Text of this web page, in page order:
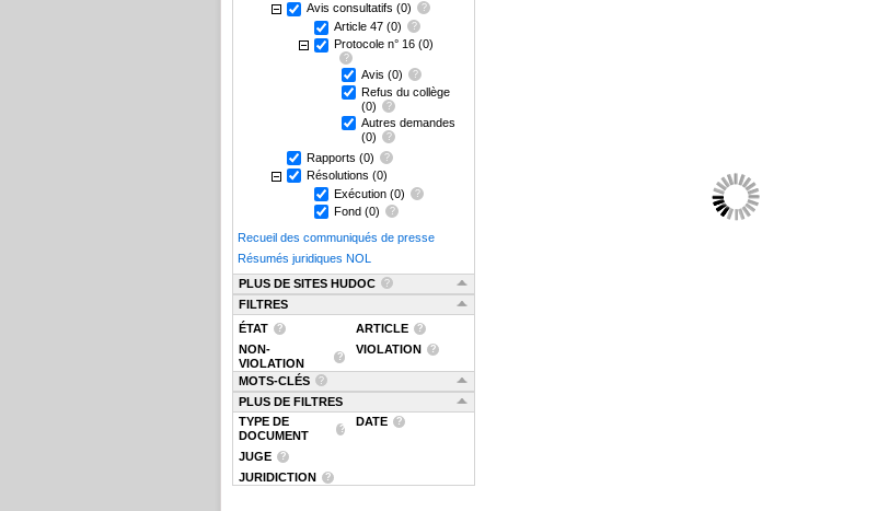
Avis consultatifs (0)
Article 47 (0)
Protocole n° 16 (0)
Avis (0)
Refus du collège
(0)
Autres demandes
(0)
Rapports (0)
Résolutions (0)
Exécution (0)
Fond (0)
Recueil des communiqués de presse
Résumés juridiques NOL
PLUS DE SITES HUDOC
FILTRES
ÉTAT
ARTICLE
NON-
VIOLATION
VIOLATION
MOTS-CLÉS
PLUS DE FILTRES
TYPE DE
DOCUMENT
DATE
JUGE
JURIDICTION